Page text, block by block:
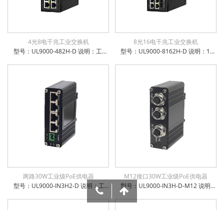
4光8电千兆工业交换机
型号：UL9000-482H-D 说明：工业级8x10/100/1000Base-T + 4x1000Base-X SFP 非管理型交换机
8光16电千兆工业交换机
型号：UL9000-8162H-D 说明：16x10／100／1000Base－TX ＋8x100/1000Base－X SFP工业级交换机
两路30W工业级PoE供电器
型号：UL9000-IN3H2-D 说明：工业级2端口以太网输入+2端口PoE+输出供电器 支持12~48VDC宽电压输入 支持 10/100/1000Base-TX 电口支持全/半双工方式、MDI/MDI-X自动侦测 工业级导轨式机身设计，同时支持挂墙安装 工作温度-40℃~ +85℃ 防雷防静电：6KV防浪涌保护，接触放电8KV，空气放电15KV 电源输入极性保护设计，反接无忧 权威检测：公安部、交通部、电信进网许可等 IP-40防护等级，防尘防潮无忧
M12接口30W工业级PoE供电器
型号：UL9000-IN3H-D-M12 说明：M12工业级1端口以太网输入+1端口PoE+输出供电器 支持12~48VDC宽电压输入 支持 10/100/1000Base-TX 电口支持全/半双工方式、MDI/MDI-X自动侦测 工业级导轨式机身设计，同时支持挂墙安装 工作温度-40℃~ +85℃ 防雷防静电：6KV防浪涌保护，接触放电8KV，空气放电15KV 电源输入极性保护设计，反接无忧 权威检测：公安部、交通部、电信进网许可等 IP-40防护等级，防尘防潮无忧